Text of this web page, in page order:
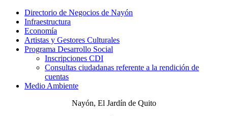
Directorio de Negocios de Nayón
Infraestructura
Economía
Artistas y Gestores Culturales
Programa Desarrollo Social
Inscripciones CDI
Consultas ciudadanas referente a la rendición de
cuentas
Medio Ambiente
Nayón, El Jardín de Quito